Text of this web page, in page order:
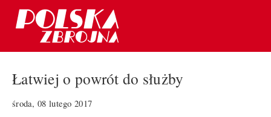
Łatwiej o powrót do służby
środa, 08 lutego 2017